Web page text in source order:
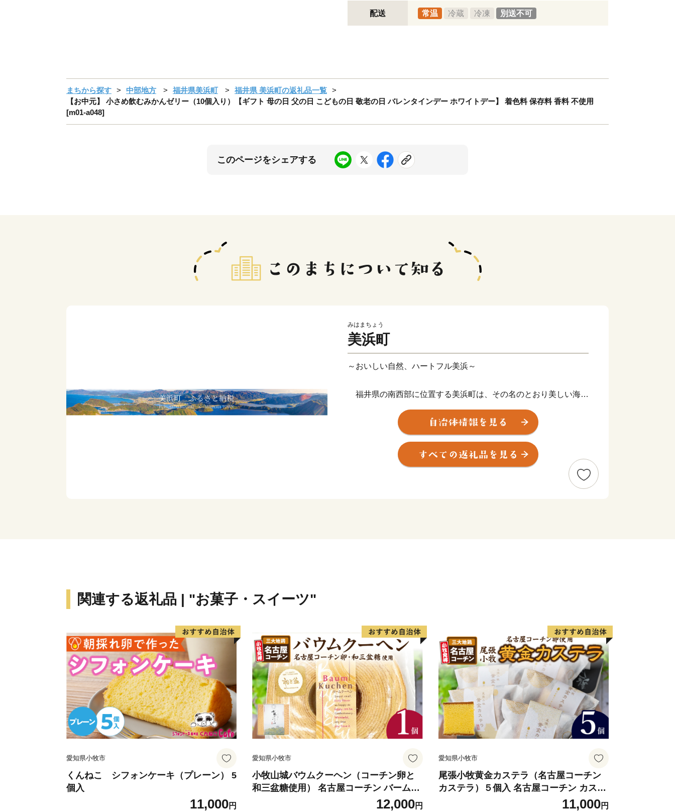
配送 常温 冷蔵 冷凍 別送不可
まちから探す 中部地方 福井県美浜町
福井県 美浜町の返礼品一覧
【お中元】 小さめ飲むみかんゼリー（10個入り）【ギフト 母の日 父の日 こどもの日 敬老の日 バレンタインデー ホワイトデー】 着色料 保存料 香料 不使用
[m01-a048]
このページをシェアする
みはまちょう
美浜町
～おいしい自然、ハートフル美浜～
福井県の南西部に位置する美浜町は、その名のとおり美しい海岸
を有する町です。特に「水晶浜」は、日本海の澄んだ水と、きめ細
やかな白い砂浜が広がり、「日本の水浴場88選」に選ばれていま
す。また、「三方五湖」は若狭湾国定公園を代表する景勝地で、平
成17年にラムサール条約登録湿地に認定されました。
名物は「鯖のへしこ(ヌカ漬け）」で、お惣菜にも酒の肴にもな
メール furusato@town-mihama-fukui.com
================================
関連する返礼品 | "お菓子・スイーツ"
愛知県小牧市
くんねこ シフォンケーキ（プレーン） 5
個入
11,000円
愛知県小牧市
小牧山城バウムクーヘン（コーチン卵と
和三盆糖使用） 名古屋コーチン バームク
ーヘン 和三盆 小牧銘菓 バウムクーヘン
12,000円
愛知県小牧市
尾張小牧黄金カステラ（名古屋コーチン
カステラ）５個入 名古屋コーチン カステ
ラ ザラメ 常温 愛知県 小牧市 アンプチベ
11,000円